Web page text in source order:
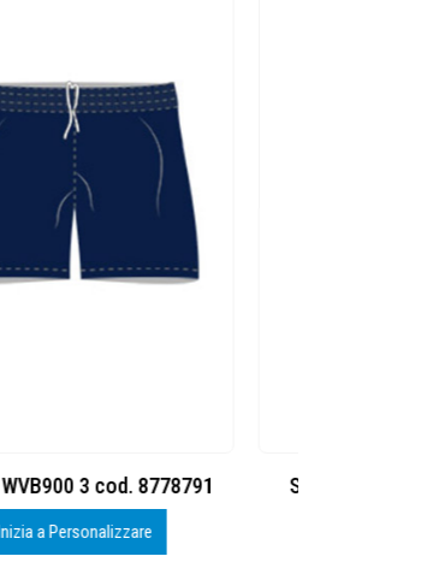
SUIT WVB900 2 cod. 8778790
Inizia a Personalizzare